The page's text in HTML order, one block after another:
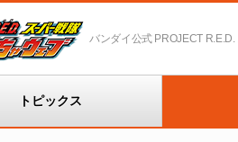
バンダイ公式 PROJECT R.E.D.
トピックス